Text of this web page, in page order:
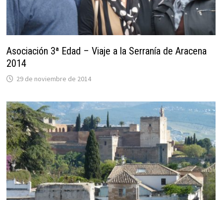
Asociación 3ª Edad – Viaje a la Serranía de Aracena
2014
29 de noviembre de 2014